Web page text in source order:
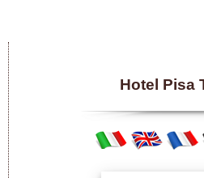
Hotel Pisa